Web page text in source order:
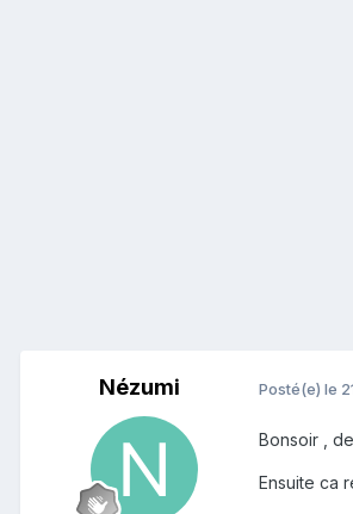
Nézumi Posté(e) le
Bonsoir ,
Ensuite ca